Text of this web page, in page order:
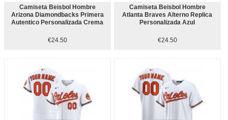
Camiseta Beisbol Hombre
Arizona Diamondbacks Primera
Autentico Personalizada Crema
€24.50
Camiseta Beisbol Hombre
Atlanta Braves Alterno Replica
Personalizada Azul
€24.50